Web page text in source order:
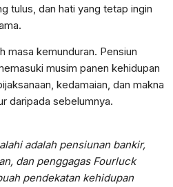
tulus, dan hati yang tetap ingin
masa kemunduran. Pensiun
musim panen kehidupan
kedamaian, dan makna
daripada sebelumnya.
adalah pensiunan bankir,
dan penggagas Fourluck
pendekatan kehidupan